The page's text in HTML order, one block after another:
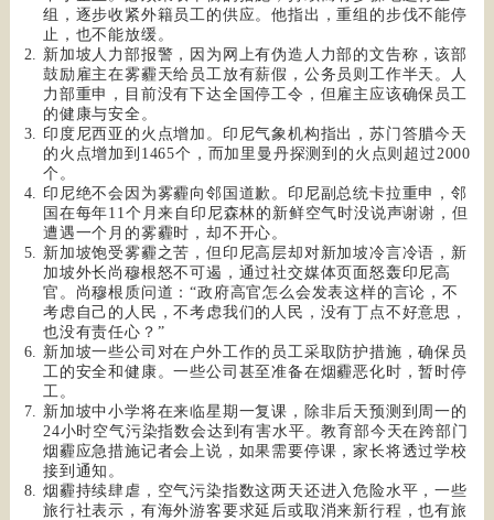
组，逐步收紧外籍员工的供应。他指出，重组的步伐不能停
止，也不能放缓。
新加坡人力部报警，因为网上有伪造人力部的文告称，该部
鼓励雇主在雾霾天给员工放有薪假，公务员则工作半天。人
力部重申，目前没有下达全国停工令，但雇主应该确保员工
的健康与安全。
印度尼西亚的火点增加。印尼气象机构指出，苏门答腊今天
的火点增加到1465个，而加里曼丹探测到的火点则超过2000
个。
印尼绝不会因为雾霾向邻国道歉。印尼副总统卡拉重申，邻
国在每年11个月来自印尼森林的新鲜空气时没说声谢谢，但
遭遇一个月的雾霾时，却不开心。
新加坡饱受雾霾之苦，但印尼高层却对新加坡冷言冷语，新
加坡外长尚穆根怒不可遏，通过社交媒体页面怒轰印尼高
官。尚穆根质问道：“政府高官怎么会发表这样的言论，不
考虑自己的人民，不考虑我们的人民，没有丁点不好意思，
也没有责任心？”
新加坡一些公司对在户外工作的员工采取防护措施，确保员
工的安全和健康。一些公司甚至准备在烟霾恶化时，暂时停
工。
新加坡中小学将在来临星期一复课，除非后天预测到周一的
24小时空气污染指数会达到有害水平。教育部今天在跨部门
烟霾应急措施记者会上说，如果需要停课，家长将透过学校
接到通知。
烟霾持续肆虐，空气污染指数这两天还进入危险水平，一些
旅行社表示，有海外游客要求延后或取消来新行程，也有旅